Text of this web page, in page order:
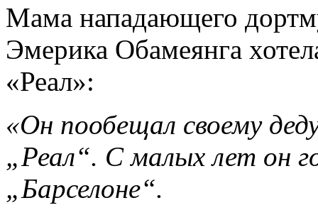
Мама нападающего
Эмерика Обамеянга
«Реал»:
«Он пообещал своему
„Реал“. С малых лет он
„Барселоне“.